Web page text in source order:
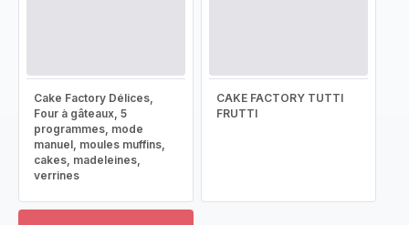
Cake Factory Délices,
Four à gâteaux, 5
programmes, mode
manuel, moules muffins,
cakes, madeleines,
verrines
CAKE FACTORY TUTTI
FRUTTI